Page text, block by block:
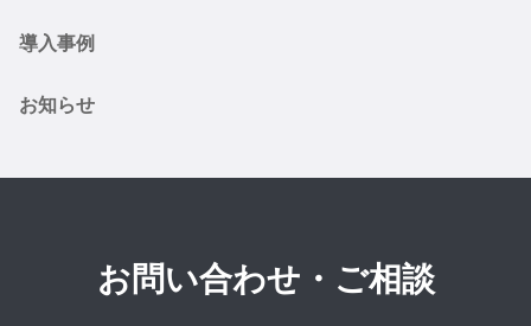
導入事例
お知らせ
お問い合わせ・ご相談